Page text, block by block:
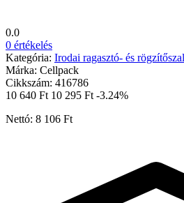
0.0
0 értékelés
Kategória: Irodai ragasztó- és
Márka: Cellpack
Cikkszám: 416786
10 640 Ft 10 295 Ft -3.24%
Nettó: 8 106 Ft